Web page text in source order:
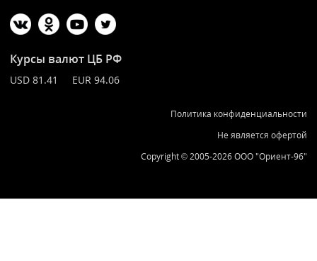
Курсы валют ЦБ РФ
USD 81.41 EUR 94.06
Политика конфиденциальности
Не является офертой
Copyright © 2005-2026 ООО "Ориент-96"